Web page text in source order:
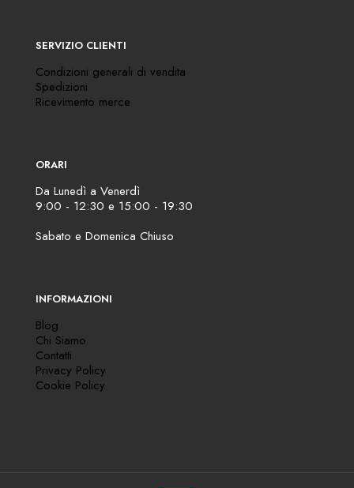
SERVIZIO CLIENTI
Condizioni generali di vendita
Spedizioni
Ricevimento merce
ORARI
Da Lunedì a Venerdì
9:00 - 12:30 e 15:00 - 19:30
Sabato e Domenica Chiuso
INFORMAZIONI
Blog
Chi Siamo
Contatti
Privacy Policy
Cookie Policy